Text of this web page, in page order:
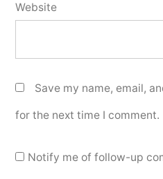
Website
Save my name, email,
for the next time I comment.
Notify me of follow-up